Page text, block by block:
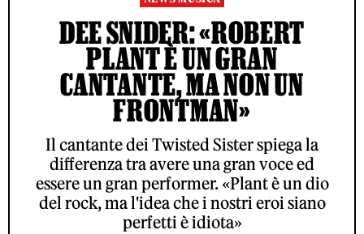
DEE SNIDER: «ROBERT
PLANT È UN GRAN
CANTANTE, MA NON UN
FRONTMAN»
Il cantante dei Twisted Sister spiega la
differenza tra avere una gran voce ed
essere un gran performer. «Plant è un dio
del rock, ma l'idea che i nostri eroi siano
perfetti è idiota»